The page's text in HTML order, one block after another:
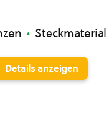
Steckmaterial
Details anzeigen